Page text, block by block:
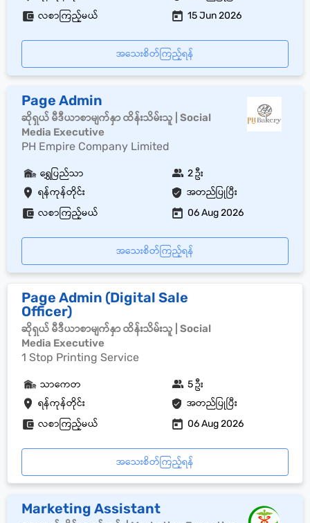
လစာကြည့်မယ် 15 Jun 2026
အသေးစိတ်ကြည့်ရန်
Page Admin
ဆိုရှယ် မီဒီယာစာမျက်နှာ ထိန်းသိမ်းသူ | Social
Media Executive
PH Empire Company Limited
ရန်ကုန်တိုင်း အတည်ပြုပြီး
ရွှေပြည်သာ 2 ဦး
လစာကြည့်မယ် 06 Aug 2026
အသေးစိတ်ကြည့်ရန်
Page Admin (Digital Sale
Officer)
ဆိုရှယ် မီဒီယာစာမျက်နှာ ထိန်းသိမ်းသူ | Social
Media Executive
1 Stop Printing Service
ရန်ကုန်တိုင်း အတည်ပြုပြီး
သာကေတ 5 ဦး
လစာကြည့်မယ် 06 Aug 2026
အသေးစိတ်ကြည့်ရန်
Marketing Assistant